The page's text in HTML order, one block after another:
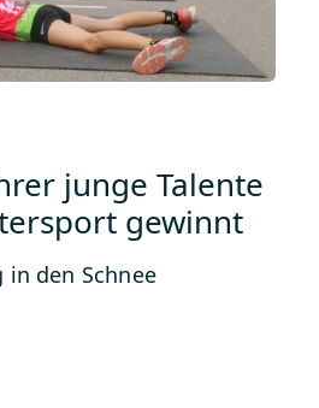
junge Talente
gewinnt
den Schnee